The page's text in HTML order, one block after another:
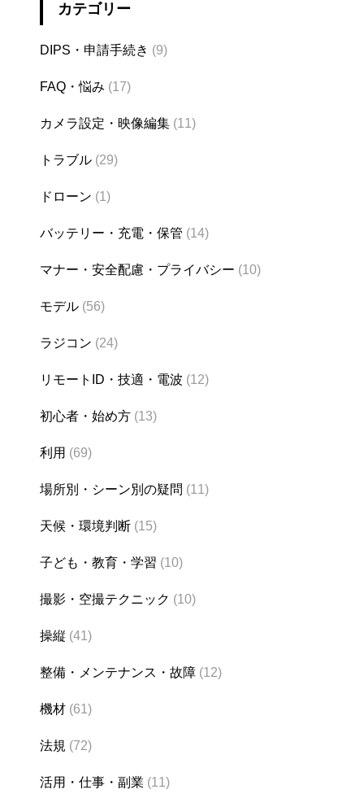
カテゴリー
DIPS・申請手続き (9)
FAQ・悩み (17)
カメラ設定・映像編集 (11)
トラブル (29)
ドローン (1)
バッテリー・充電・保管 (14)
マナー・安全配慮・プライバシー (10)
モデル (56)
ラジコン (24)
リモートID・技適・電波 (12)
初心者・始め方 (13)
利用 (69)
場所別・シーン別の疑問 (11)
天候・環境判断 (15)
子ども・教育・学習 (10)
撮影・空撮テクニック (10)
操縦 (41)
整備・メンテナンス・故障 (12)
機材 (61)
法規 (72)
活用・仕事・副業 (11)